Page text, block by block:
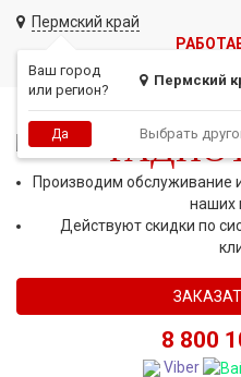
Пермский край
Ваш город
или регион?
Пермский
Да Выбрать
СЕТЬ МАГАЗИНОВ
Производим обслуживание
наших
Действуют скидки по
8 800
Viber